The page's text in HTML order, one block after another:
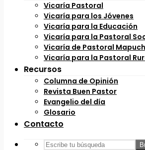
Vicaría Pastoral
Vicaría para los Jóvenes
Vicaría para la Educación
Vicaría para la Pastoral
Vicaría de Pastoral
Vicaría para la Pastoral
Recursos
Columna de Opinión
Revista Buen Pastor
Evangelio del día
Glosario
Contacto